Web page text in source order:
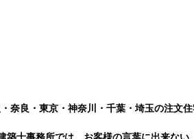
奈良・東京・神奈川・千葉・埼玉の注文